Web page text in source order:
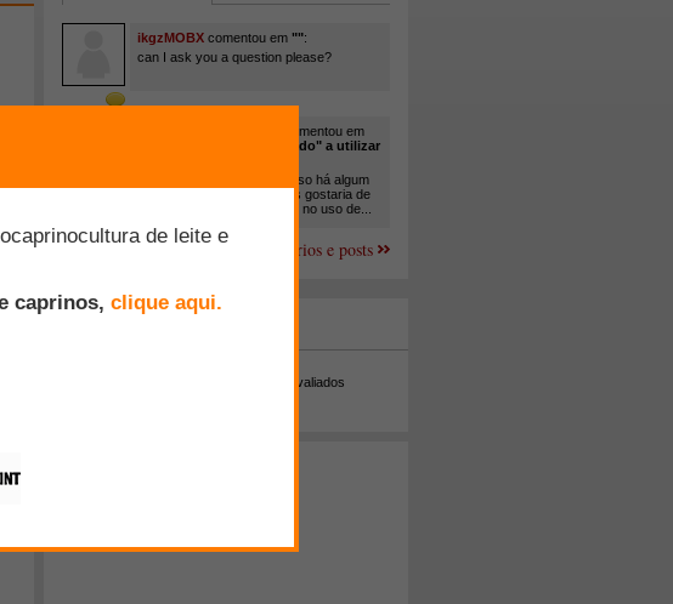
ikgzMOBX comentou em "":
can I ask you a question please?
comentou em
"Você está sendo "obrigado" a utilizar
Em minha propriedade, já uso há algum
tempo cana com ureia, mas gostaria de
um melhor aprofundamento no uso de...
Mais comentários e posts
Melhor avaliados